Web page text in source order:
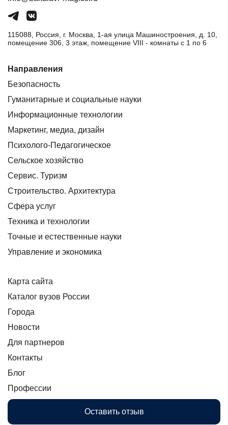
115088, Россия, г. Москва, 1-ая улица Машиностроения, д. 10,
помещение 306, 3 этаж, помещение VIII - комнаты с 1 по 6
Направления
Безопасность
Гуманитарные и социальные науки
Информационные технологии
Маркетинг, медиа, дизайн
Психолого-Педагогическое
Сельское хозяйство
Сервис. Туризм
Строительство. Архитектура
Сфера услуг
Техника и технологии
Точные и естественные науки
Управление и экономика
Карта сайта
Каталог вузов России
Города
Новости
Для партнеров
Контакты
Блог
Профессии
Оставить отзыв